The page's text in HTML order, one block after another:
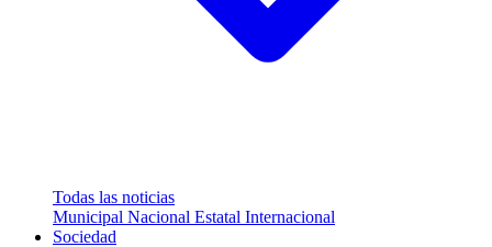
Todas las noticias
Municipal Nacional Estatal Internacional
Sociedad